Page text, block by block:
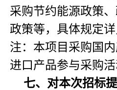
采购节约能源政策
政策等，具体规定详
注：本项目采购国
进口产品参与采购活
七、对本次招标